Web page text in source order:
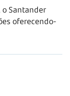
Santander
oferecendo-